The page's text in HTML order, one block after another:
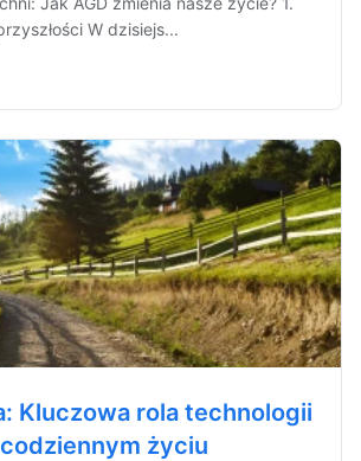
W dzisiejs...
Kluczowa rola technologii
życiu